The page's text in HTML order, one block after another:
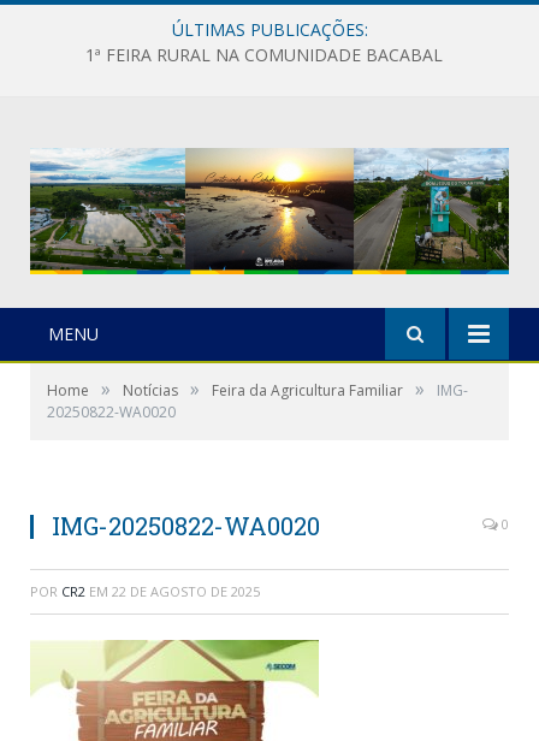
ÚLTIMAS PUBLICAÇÕES:
1ª FEIRA RURAL NA COMUNIDADE BACABAL
MENU
Home » Notícias » Feira da Agricultura Familiar »
IMG-
20250822-WA0020
IMG-20250822-WA0020 0
POR CR2 EM 22 DE AGOSTO DE 2025